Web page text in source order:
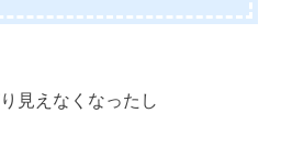
見えなくなったし